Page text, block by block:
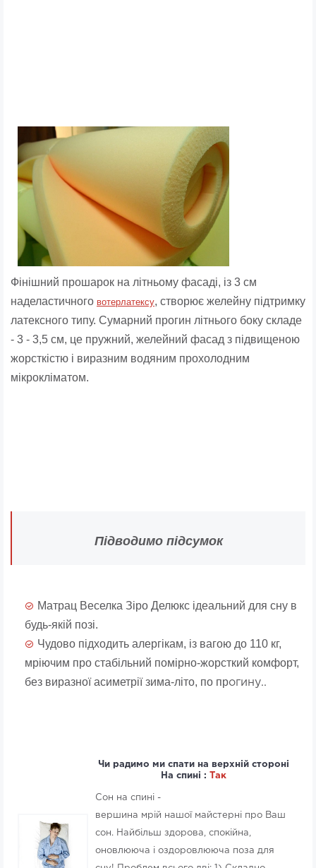
Фінішний прошарок на літньому фасаді, із 3 см
наделастичного вотерлатексу, створює желейну підтримку
латексного типу. Сумарний прогин літнього боку складе
- 3 - 3,5 см, це пружний, желейний фасад з підвищеною
жорсткістю і виразним водяним прохолодним
мікрокліматом.
Підводимо підсумок
Матрац Веселка Зіро Делюкс ідеальний для сну в
будь-якій позі.
Чудово підходить алергікам, із вагою до 110 кг,
мріючим про стабільний помірно-жорсткий комфорт,
без виразної асиметрії зима-літо, по прогину..
Чи радимо ми спати на верхній стороні
На спині :
Так
Сон на спині -
вершина мрій нашої майстерні про Ваш
сон. Найбільш здорова, спокійна,
оновлююча і оздоровлююча поза для